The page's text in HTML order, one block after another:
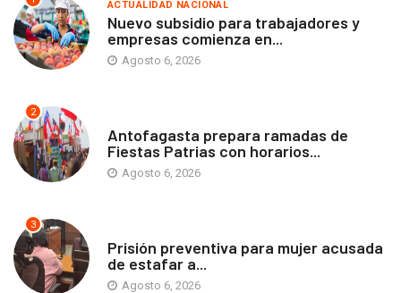
ACTUALIDAD NACIONAL
Nuevo subsidio para trabajadores y
empresas comienza en...
Agosto 6, 2026
2
Antofagasta prepara ramadas de
Fiestas Patrias con horarios...
Agosto 6, 2026
3
Prisión preventiva para mujer acusada
de estafar a...
Agosto 6, 2026